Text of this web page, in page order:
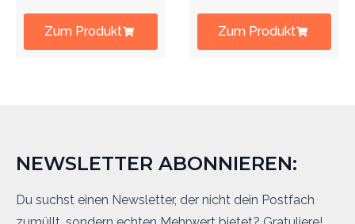
Zum Produkt Zum Produkt
NEWSLETTER ABONNIEREN:
Du suchst einen Newsletter, der nicht dein Postfach